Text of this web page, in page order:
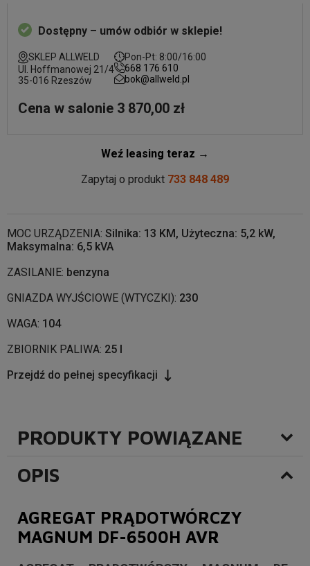
MOC URZĄDZENIA: Silnika: 13 KM, Użyteczna: 5,2 kW,
Maksymalna: 6,5 kVA
ZASILANIE: benzyna
GNIAZDA WYJŚCIOWE (WTYCZKI): 230
WAGA: 104
ZBIORNIK PALIWA: 25 l
Przejdź do pełnej specyfikacji
Dostępny – umów odbiór w sklepie!
SKLEP ALLWELD
Ul. Hoffmanowej 21/4
35-016 Rzeszów
Pon-Pt: 8:00/16:00
668 176 610
bok@allweld.pl
Cena w salonie 3 870,00 zł
Weź leasing teraz →
Zapytaj o produkt 733 848 489
PRODUKTY POWIĄZANE
OPIS
AGREGAT PRĄDOTWÓRCZY
MAGNUM DF-6500H AVR